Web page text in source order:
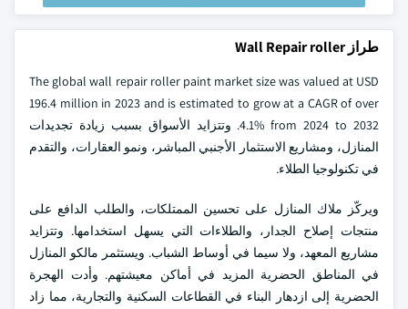
طراز Wall Repair roller
The global wall repair roller paint market size was valued at USD
196.4 million in 2023 and is estimated to grow at a CAGR of over
4.1% from 2024 to 2032. وتتزايد الأسواق بسبب زيادة تجديدات
المنازل، ومشاريع الاستثمار الأجنبي المباشر، ونمو العقارات، والتقدم
في تكنولوجيا الطلاء.
ويركّز ملاك المنازل على تحسين الممتلكات، والطلب الدافع على
منتجات إصلاح الجدار، والطلاءات التي يسهل استخدامها. وتتزايد
مشاريع المعهد، ولا سيما في أوساط الشباب. ويستثمر مالكو المنازل
في المناطق الحضرية المزيد في أماكن معيشتهم. وأدت الهجرة
الحضرية إلى ازدهار البناء في القطاعات السكنية والتجارية، مما زاد